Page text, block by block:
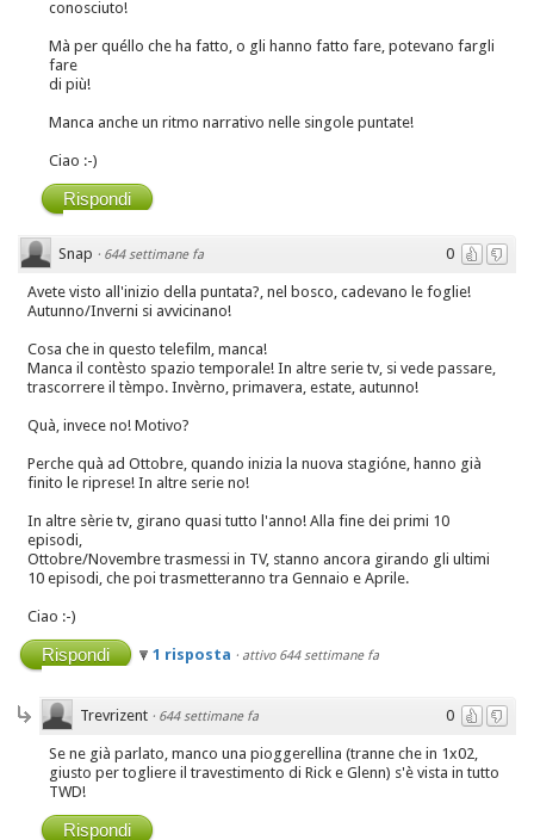
conosciuto!
Mà per quéllo che ha fatto, o gli hanno fatto fare, potevano fargli
fare
di più!
Manca anche un ritmo narrativo nelle singole puntate!
Ciao :-)
Rispondi
0
Snap · 644 settimane fa
Avete visto all'inizio della puntata?, nel bosco, cadevano le foglie!
Autunno/Inverni si avvicinano!
Cosa che in questo telefilm, manca!
Manca il contèsto spazio temporale! In altre serie tv, si vede passare,
trascorrere il tèmpo. Invèrno, primavera, estate, autunno!
Quà, invece no! Motivo?
Perche quà ad Ottobre, quando inizia la nuova stagióne, hanno già
finito le riprese! In altre serie no!
In altre sèrie tv, girano quasi tutto l'anno! Alla fine dei primi 10
episodi,
Ottobre/Novembre trasmessi in TV, stanno ancora girando gli ultimi
10 episodi, che poi trasmetteranno tra Gennaio e Aprile.
Ciao :-)
Rispondi 1 risposta · attivo 644 settimane fa
0
Trevrizent · 644 settimane fa
Se ne già parlato, manco una pioggerellina (tranne che in 1x02,
giusto per togliere il travestimento di Rick e Glenn) s'è vista in tutto
TWD!
Rispondi